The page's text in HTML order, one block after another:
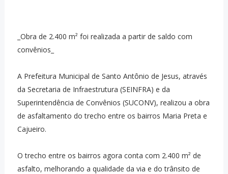
_Obra de 2.400 m² foi realizada a partir de saldo com
convênios_
A Prefeitura Municipal de Santo Antônio de Jesus, através
da Secretaria de Infraestrutura (SEINFRA) e da
Superintendência de Convênios (SUCONV), realizou a obra
de asfaltamento do trecho entre os bairros Maria Preta e
Cajueiro.
O trecho entre os bairros agora conta com 2.400 m² de
asfalto, melhorando a qualidade da via e do trânsito de